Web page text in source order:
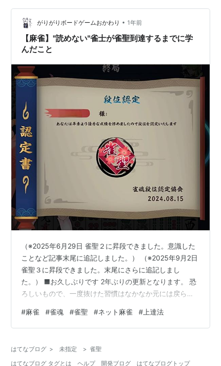
がりがりボードゲームおかわり • 1年前
【麻雀】"読めない"雀士が雀聖到達するまでに学
んだこと
（※2025年6月29日 雀聖２に昇段できました。意識した
ことなど記事末尾に追記しました。） （※2025年9月2日
雀聖３に昇段できました。末尾にさらに追記しまし
た。） ■お久しぶりです 2年ぶりの更新となります。 恐
ろしいもので、一度抜けた習慣はなかなか元には戻ら
た。 各種SNSのおすすめ欄がエンゲージを少しでも高め
るために人間の本能に訴えかけるような進化をしたり、
無意識のまま生活すると情報の渦に巻き込まれるような
#麻雀​ #雀魂 #雀聖 #ネット麻雀 # 上達法
はてなブログ > 未指定 > 雀聖
はてなブログ タグとは
ヘルプ 開発ブログ はてなブログトップ